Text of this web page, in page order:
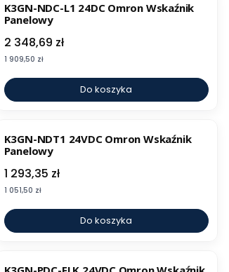
K3GN-NDC-L1 24DC Omron Wskaźnik
Panelowy
Cena
2 348,69 zł
Cena
1 909,50 zł
Do koszyka
K3GN-NDT1 24VDC Omron Wskaźnik
Panelowy
Cena
1 293,35 zł
Cena
1 051,50 zł
Do koszyka